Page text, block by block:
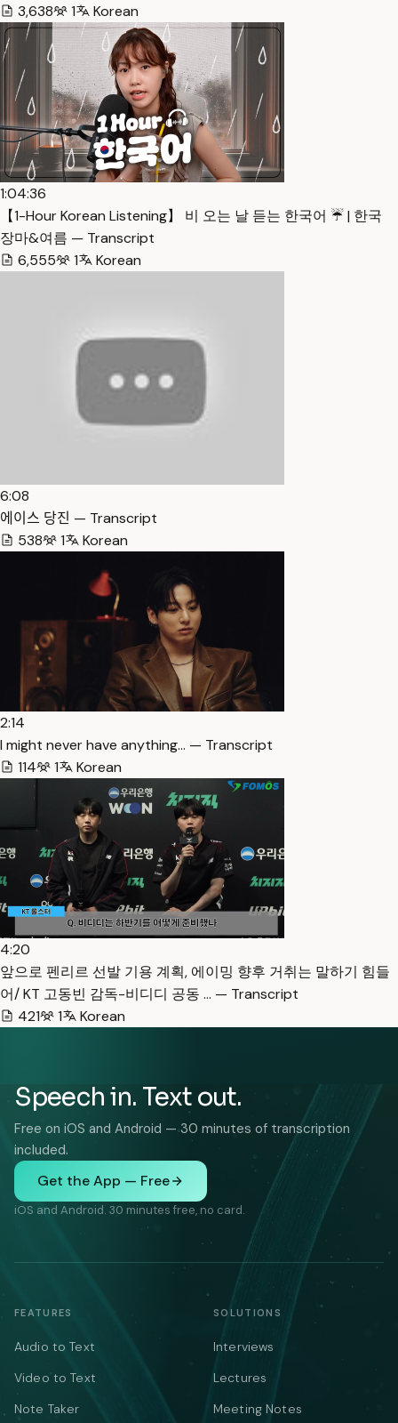
3,638 1 Korean
1:04:36
【1-Hour Korean Listening】 비 오는 날 듣는 한국어 ☔️ | 한국
장마&여름 — Transcript
6,555
1 Korean
6:08
에이스 당진 — Transcript
538
1 Korean
2:14
I might never have anything… — Transcript
114
1 Korean
4:20
앞으로 펜리르 선발 기용 계획, 에이밍 향후 거취는 말하기 힘들
어/ KT 고동빈 감독-비디디 공동 … — Transcript
421
1 Korean
Speech in. Text out.
Free on iOS and Android — 30 minutes of transcription
included.
Get the App — Free
iOS and Android. 30 minutes free, no card.
FEATURES
Audio to Text
Video to Text
Note Taker
SOLUTIONS
Interviews
Lectures
Meeting Notes